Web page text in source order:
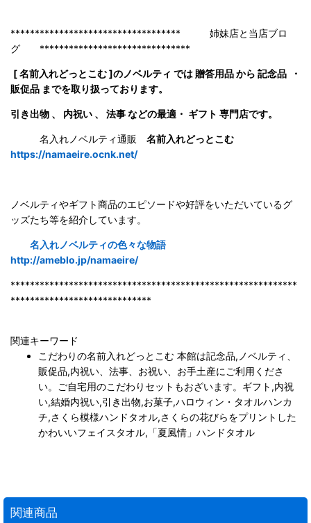
*********************************** 姉妹店と当店ブロ
グ *******************************
[ 名前入れどっとこむ ]のノベルティ では 贈答用品 から 記念品 ・
販促品 までを取り扱っております。
引き出物 、 内祝い 、 法事 などの最適・ ギフト 専門店です。
名入れノベルティ通販 名前入れどっとこむ
https://namaeire.ocnk.net/
ノベルティやギフト商品のエピソードや好評をいただいているグ
ッズたち等を紹介しています。
名入れノベルティの色々な物語
http://ameblo.jp/namaeire/
***********************************************************
*****************************
関連キーワード
こだわりの名前入れどっとこむ 本館は記念品,ノベルティ、
販促品,内祝い、法事、お祝い、お手土産にご利用くださ
い。ご自宅用のこだわりセットもおざいます。ギフト,内祝
い,結婚内祝い,引き出物,お菓子,ハロウィン・タオルハンカ
チ,さくら模様ハンドタオル,さくらの花びらをプリントした
かわいいフェイスタオル,「夏風情」ハンドタオル
関連商品